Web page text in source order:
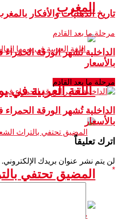
المغرب
اللغة العربية في
المضيق تحتفي
تاريخ الذهنيات والأفكار
مرحلة ما بعد القادم
الداخلية تُشهر الورقة
بالأسعار
مرحلة ما بعد القادم
الداخلية تُشهر الورقة
بالأسعار
اترك تعليقاً
لن يتم نشر عنوان بريدك الإلكتروني.
*